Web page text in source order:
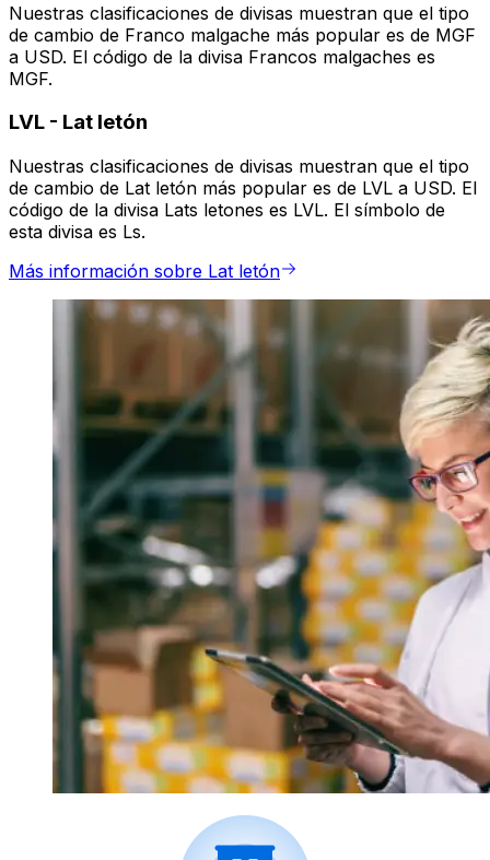
Nuestras clasificaciones de divisas muestran que el tipo
de cambio de Franco malgache más popular es de MGF
a USD. El código de la divisa Francos malgaches es
MGF.
LVL - Lat letón
Nuestras clasificaciones de divisas muestran que el tipo
de cambio de Lat letón más popular es de LVL a USD. El
código de la divisa Lats letones es LVL. El símbolo de
esta divisa es Ls.
Más información sobre Lat letón